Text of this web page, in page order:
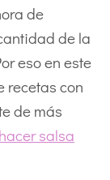
de
de la
eso en este
recetas con
de más
salsa